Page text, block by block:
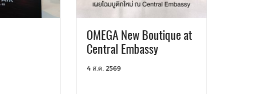
OMEGA New Boutique at
Central Embassy
4 ส.ค. 2569